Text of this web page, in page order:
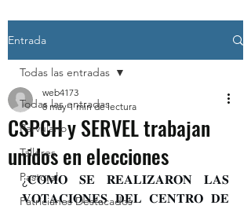
Entrada
Todas las entradas
Parvulario
Talleres
Pastoral
Patricianos Destacados
Todas las entradas
CSPCH y SERVEL trabajan
unidos en elecciones
web4173
8 may 1 min de lectura
¿𝐂𝐎́𝐌𝐎 𝐒𝐄 𝐑𝐄𝐀𝐋𝐈𝐙𝐀𝐑𝐎𝐍 𝐋𝐀𝐒
𝐕𝐎𝐓𝐀𝐂𝐈𝐎𝐍𝐄𝐒 𝐃𝐄𝐋 𝐂𝐄𝐍𝐓𝐑𝐎 𝐃𝐄